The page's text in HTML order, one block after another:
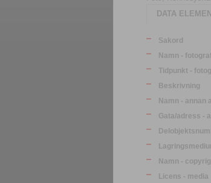
DATA
Sakord
Namn -
Tidpunkt -
Beskrivning
Namn - annan
Gata/adress -
Namn -
Licens - media